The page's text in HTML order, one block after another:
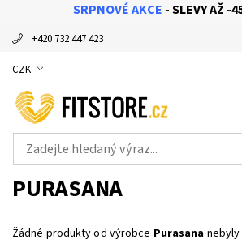
SRPNOVÉ AKCE - SLEVY AŽ -
+420 732 447 423
CZK
PURASANA
Žádné produkty od výrobce Purasana nebyly